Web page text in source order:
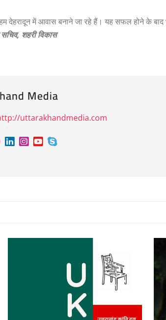
देहरादून में आवास बनाने जा रहे हैं। यह सफल होने के बाद
शहरी विकास
Media
uttarakhandmedia.com